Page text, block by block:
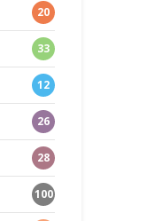
20
33
12
26
28
100